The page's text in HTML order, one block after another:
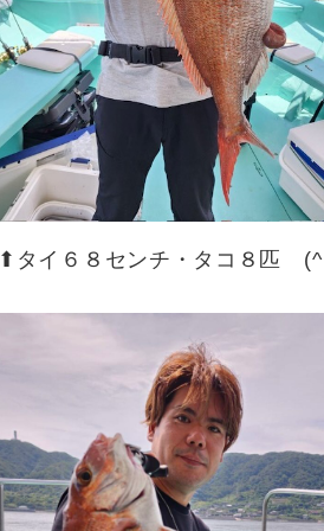
⬆︎タイ６８センチ・タコ８匹